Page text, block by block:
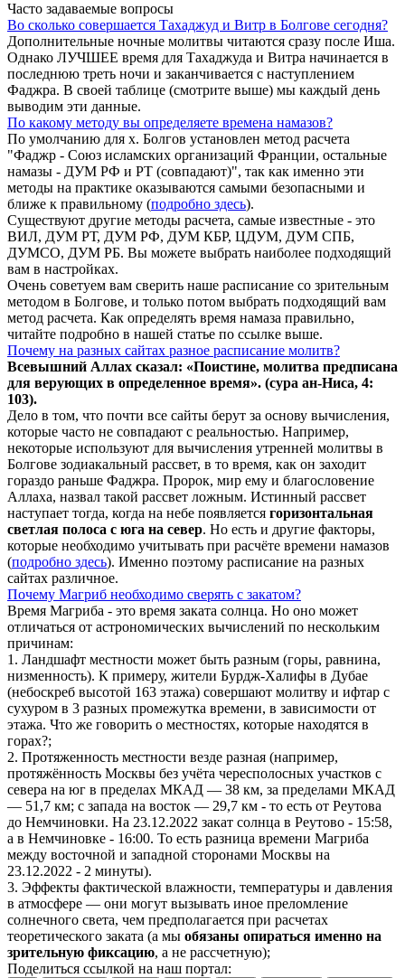
Часто задаваемые вопросы
Во сколько совершается Тахаджуд и Витр в Болгове сегодня?
Дополнительные ночные молитвы читаются сразу после Иша.
Однако ЛУЧШЕЕ время для Тахаджуда и Витра начинается в
последнюю треть ночи и заканчивается с наступлением
Фаджра. В своей таблице (смотрите выше) мы каждый день
выводим эти данные.
По какому методу вы определяете времена намазов?
По умолчанию для х. Болгов установлен метод расчета
"Фаджр - Союз исламских организаций Франции, остальные
намазы - ДУМ РФ и РТ (совпадают)", так как именно эти
методы на практике оказываются самыми безопасными и
ближе к правильному (подробно здесь).
Существуют другие методы расчета, самые известные - это
ВИЛ, ДУМ РТ, ДУМ РФ, ДУМ КБР, ЦДУМ, ДУМ СПБ,
ДУМСО, ДУМ РБ. Вы можете выбрать наиболее подходящий
вам в настройках.
Очень советуем вам сверить наше расписание со зрительным
методом в Болгове, и только потом выбрать подходящий вам
метод расчета. Как определять время намаза правильно,
читайте подробно в нашей статье по ссылке выше.
Почему на разных сайтах разное расписание молитв?
Всевышний Аллах сказал: «Поистине, молитва предписана
для верующих в определенное время». (сура ан-Ниса, 4:
103).
Дело в том, что почти все сайты берут за основу вычисления,
которые часто не совпадают с реальностью. Например,
некоторые используют для вычисления утренней молитвы в
Болгове зодиакальный рассвет, в то время, как он заходит
гораздо раньше Фаджра. Пророк, мир ему и благословение
Аллаха, назвал такой рассвет ложным. Истинный рассвет
наступает тогда, когда на небе появляется горизонтальная
светлая полоса с юга на север. Но есть и другие факторы,
которые необходимо учитывать при расчёте времени намазов
(подробно здесь). Именно поэтому расписание на разных
сайтах различное.
Почему Магриб необходимо сверять с закатом?
Время Магриба - это время заката солнца. Но оно может
отличаться от астрономических вычислений по нескольким
причинам:
1. Ландшафт местности может быть разным (горы, равнина,
низменность). К примеру, жители Бурдж-Халифы в Дубае
(небоскреб высотой 163 этажа) совершают молитву и ифтар с
сухуром в 3 разных промежутка времени, в зависимости от
этажа. Что же говорить о местностях, которые находятся в
горах?;
2. Протяженность местности везде разная (например,
протяжённость Москвы без учёта чересполосных участков с
севера на юг в пределах МКАД — 38 км, за пределами МКАД
— 51,7 км; с запада на восток — 29,7 км - то есть от Реутова
до Немчиновки. На 23.12.2022 закат солнца в Реутово - 15:58,
а в Немчиновке - 16:00. То есть разница времени Магриба
между восточной и западной сторонами Москвы на
23.12.2022 - 2 минуты).
3. Эффекты фактической влажности, температуры и давления
в атмосфере — они могут вызывать иное преломление
солнечного света, чем предполагается при расчетах
теоретического заката (а мы обязаны опираться именно на
зрительную фиксацию, а не рассчетную);
Поделиться ссылкой на наш портал: